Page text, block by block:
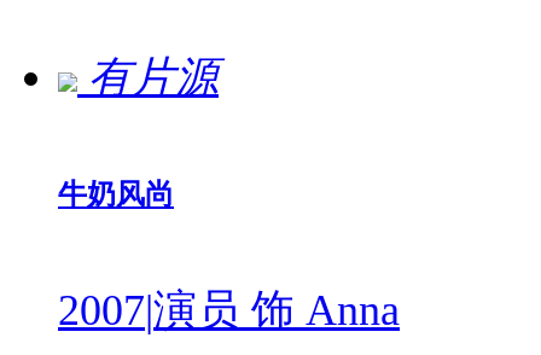
有片源
牛奶风尚
2007|演员 饰 Anna